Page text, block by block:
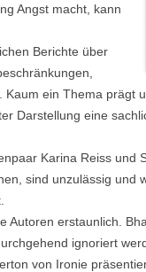
Angst macht, kann
Berichte über
ein Thema prägt
Darstellung eine
Karina Reiss und
sind unzulässig und
erstaunlich.
ignoriert
von Ironie